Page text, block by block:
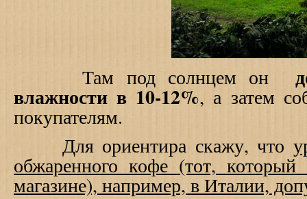
Там под солнцем он
влажности в 10-12%, а затем
покупателям.
Для ориентира скажу, что
обжаренного кофе (тот,
магазине), например, в Италии,